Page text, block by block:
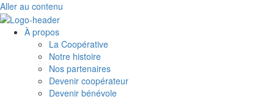
Aller au contenu
À propos
La Coopérative
Notre histoire
Nos partenaires
Devenir coopérateur
Devenir bénévole